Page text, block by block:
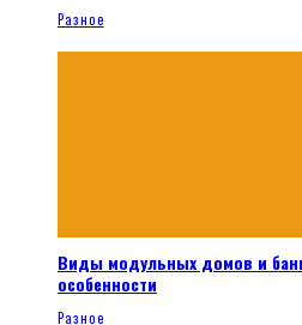
Разное
Виды модульных домов и
особенности
Разное